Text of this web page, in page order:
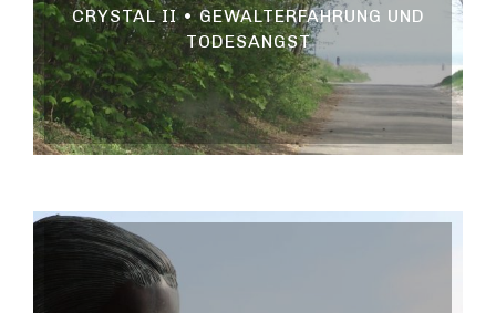
CRYSTAL II • GEWALTERFAHRUNG UND
TODESANGST